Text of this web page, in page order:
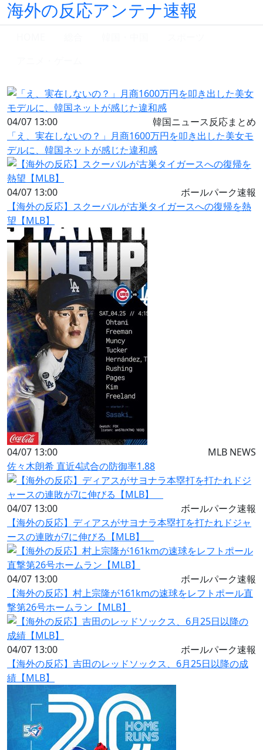
海外の反応アンテナ速報
04/07 13:00
韓国ニュース反応まとめ
「え、実在しないの？」月商1600万円を叩き出した美女モ
デルに、韓国ネットが感じた違和感
04/07 13:00
ボールパーク速報
【海外の反応】スクーバルが古巣タイガースへの復帰を熱
望【MLB】
04/07 13:00
MLB NEWS
佐々木朗希 直近4試合の防御率1.88
04/07 13:00
ボールパーク速報
【海外の反応】ディアスがサヨナラ本塁打を打たれドジャ
ースの連敗が7に伸びる【MLB】
04/07 13:00
ボールパーク速報
【海外の反応】村上宗隆が161kmの速球をレフトポール直
撃第26号ホームラン【MLB】
04/07 13:00
ボールパーク速報
【海外の反応】吉田のレッドソックス、6月25日以降の成
績【MLB】